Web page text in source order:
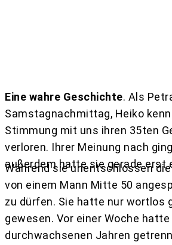
Eine wahre Geschichte. Als
Samstagnachmittag, Heiko
Stimmung mit uns ihren 35ten
verloren. Ihrer Meinung nach
außerdem hatte sie gerade erst
Während sie unentschlossen
von einem Mann Mitte 50
zu dürfen. Sie hatte nur wortlos
gewesen. Vor einer Woche
durchwachsenen Jahren